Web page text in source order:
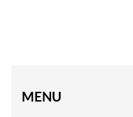
MENU